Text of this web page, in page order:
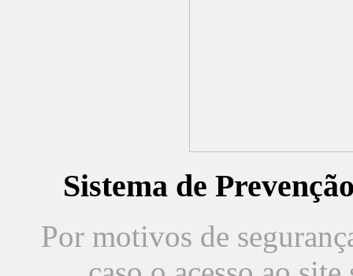
Sistema de
Por motivos de